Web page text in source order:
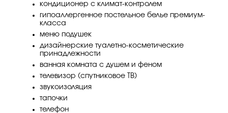
кондиционер с климат-контролем
гипоаллергенное постельное белье премиум-
класса
меню подушек
дизайнерские туалетно-косметические
принадлежности
ванная комната с душем и феном
телевизор (спутниковое ТВ)
звукоизоляция
тапочки
телефон